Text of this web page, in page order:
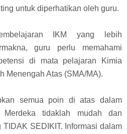
untuk diperhatikan oleh guru.
IKM yang lebih
guru perlu memahami
di mata pelajaran Kimia
Menengah Atas (SMA/MA).
semua poin di atas dalam
Merdeka tidaklah mudah dan
SEDIKIT. Informasi dalam